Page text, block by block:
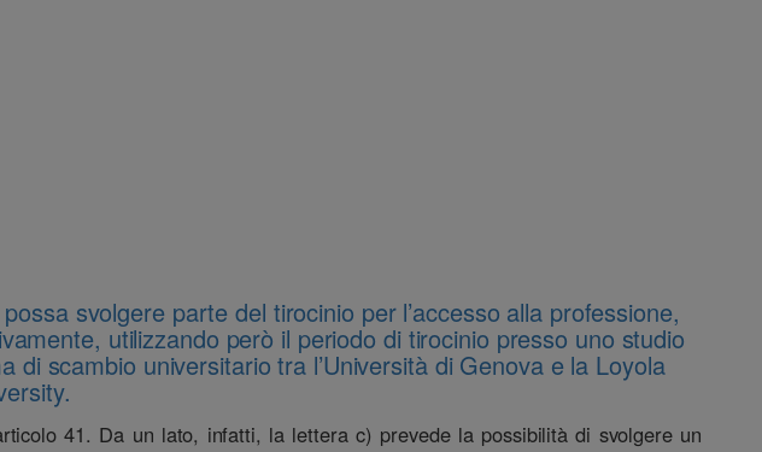
svolgere parte del tirocinio per l’accesso alla professione,
utilizzando però il periodo di tirocinio presso uno studio
di scambio universitario tra l’Università di Genova e la Loyola
41. Da un lato, infatti, la lettera c) prevede la possibilità di svolgere un